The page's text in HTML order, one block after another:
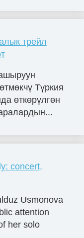
трейл
Түркия
өткөрүлгөн
concert,
Usmonova
attention
her solo